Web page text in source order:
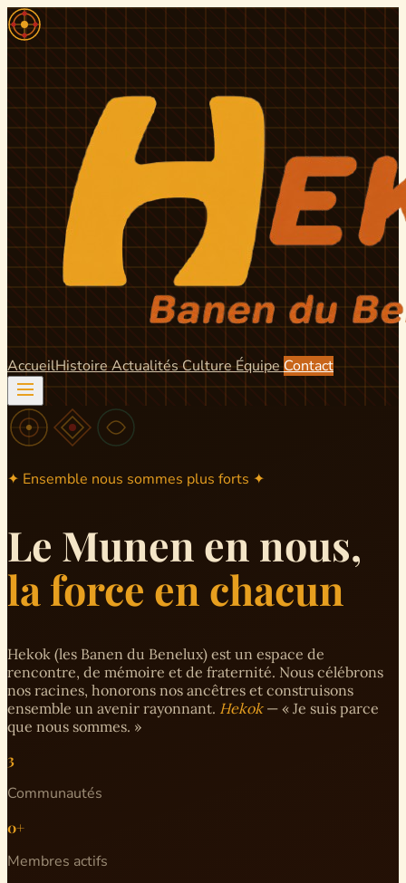
AccueilHistoire ActualitésCulture Équipe Contact
✦ Ensemble nous sommes plus forts ✦
Le Munen en nous,
la force en chacun
Hekok (les Banen du Benelux) est un espace de
rencontre, de mémoire et de fraternité. Nous célébrons
nos racines, honorons nos ancêtres et construisons
ensemble un avenir rayonnant. Hekok— « Je suis parce
que nous sommes. »
3
Communautés
0+
Membres actifs